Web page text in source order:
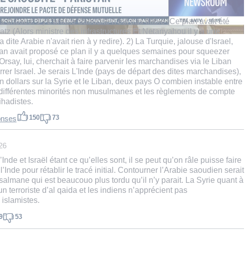
choses: 1 ) L'arabie Saoudite n'est pas fiable (Ce plan avait été
(Alors ministre des infrastructures Et Netanyahou il y a une
dite Arabie n'avait rien à y redire). 2) La Turquie, jalouse d'Israel,
avait proposé ce plan il y a quelques semaines pour squeezer
lui, cherchait à faire parvenir les marchandises via le Liban
Israel. Je serais L'Inde (pays de départ des dites marchandises),
dollars sur la Syrie et le Liban, deux pays O combien instable entre
minorités non musulmanes et les règlements de compte
150 73
et Israël étant ce qu’elles sont, il se peut qu’on râle puisse faire
pour rétablir le tracé initial. Contourner l’Arabie saoudien serait
qui est beaucouo plus tordu qu’il n’y parait. La Syrie quant à
terroriste d’al qaida et les indiens n’apprécient pas
53